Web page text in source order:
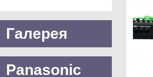
Галерея
Panasonic